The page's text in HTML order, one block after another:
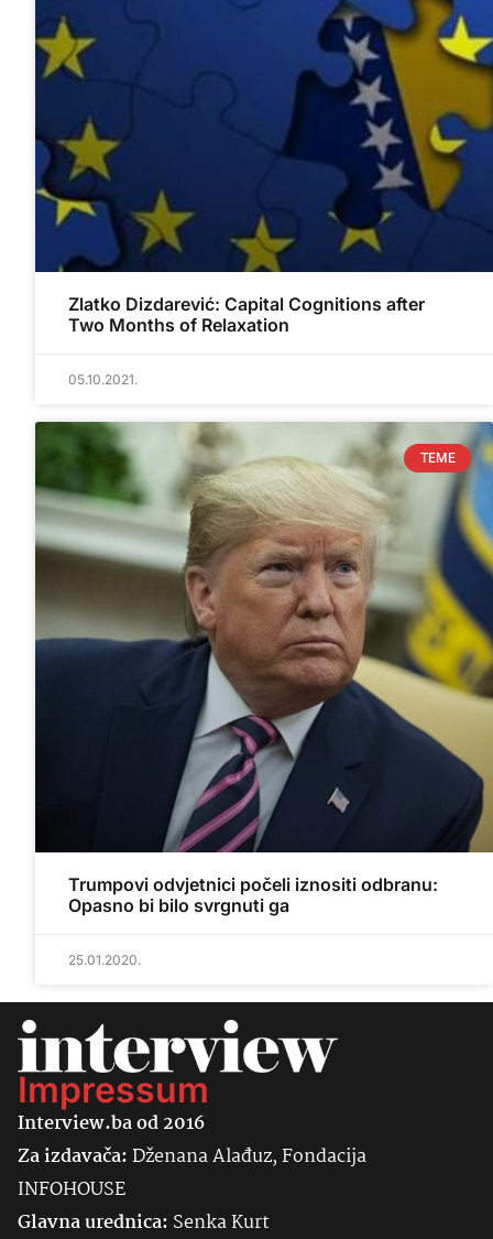
Zlatko Dizdarević: Capital Cognitions after
Two Months of Relaxation
05.10.2021.
TEME
Trumpovi odvjetnici počeli iznositi odbranu:
Opasno bi bilo svrgnuti ga
25.01.2020.
Impressum
Interview.ba od 2016
Za izdavača:Dženana Alađuz, Fondacija
INFOHOUSE
Glavna urednica: SenkaKurt